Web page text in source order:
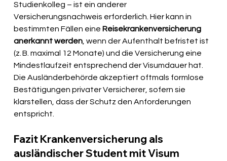
Studienkolleg – ist ein anderer
Versicherungsnachweis erforderlich. Hier kann in
bestimmten Fällen eine Reisekrankenversicherung
anerkannt werden , wenn der Aufenthalt befristet ist
(z. B. maximal 12 Monate) und die Versicherung eine
Mindestlaufzeit entsprechend der Visumdauer hat.
Die Ausländerbehörde akzeptiert oftmals formlose
Bestätigungen privater Versicherer, sofern sie
klarstellen, dass der Schutz den Anforderungen
entspricht.
Fazit Krankenversicherung als
ausländischer Student mit Visum